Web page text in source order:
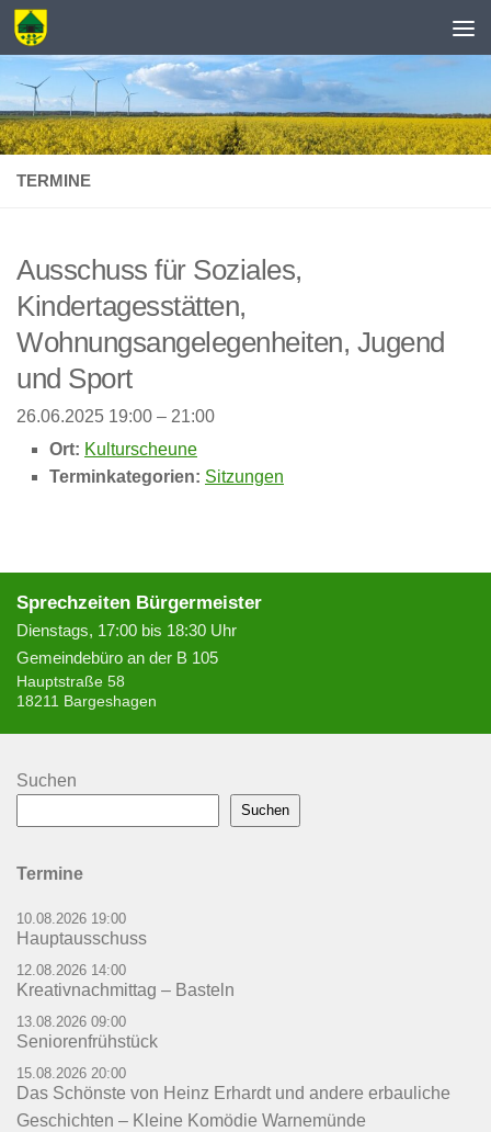
Zum Inhalt springen
TERMINE
Ausschuss für Soziales,
Kindertagesstätten,
Wohnungsangelegenheiten, Jugend
und Sport
26.06.2025 19:00 – 21:00
Ort: Kulturscheune
Terminkategorien: Sitzungen
Sprechzeiten Bürgermeister
Dienstags, 17:00 bis 18:30 Uhr
Gemeindebüro an der B 105
Hauptstraße 58
18211 Bargeshagen
Suchen
Suchen
Termine
10.08.2026 19:00
Hauptausschuss
12.08.2026 14:00
Kreativnachmittag – Basteln
13.08.2026 09:00
Seniorenfrühstück
15.08.2026 20:00
Das Schönste von Heinz Erhardt und andere erbauliche
Geschichten – Kleine Komödie Warnemünde